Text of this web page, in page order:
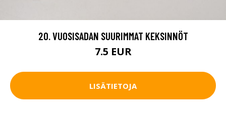
20. VUOSISADAN SUURIMMAT KEKSINNÖT
7.5 EUR
LISÄTIETOJA